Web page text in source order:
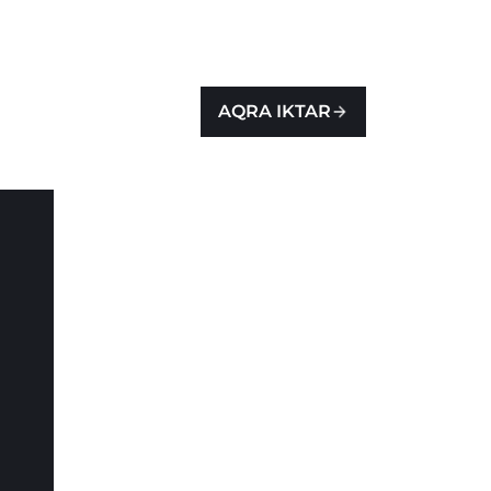
AQRA IKTAR